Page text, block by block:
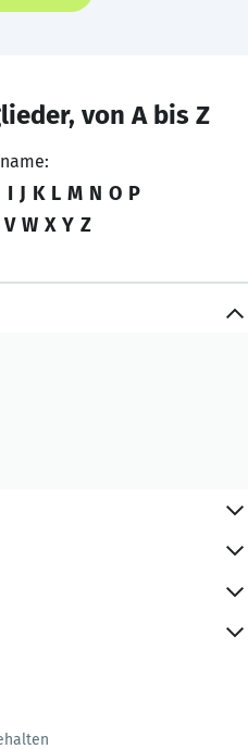
von A bis Z
I J K L M N O P
V W X Y Z